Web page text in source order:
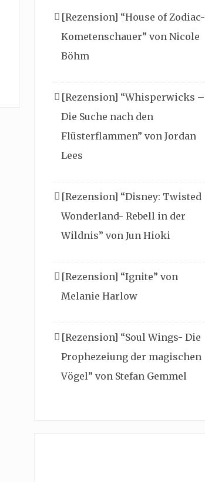
[Rezension] “House of Zodiac-
Kometenschauer” von Nicole
Böhm
[Rezension] “Whisperwicks –
Die Suche nach den
Flüsterflammen” von Jordan
Lees
[Rezension] “Disney: Twisted
Wonderland- Rebell in der
Wildnis” von Jun Hioki
[Rezension] “Ignite” von
Melanie Harlow
[Rezension] “Soul Wings- Die
Prophezeiung der magischen
Vögel” von Stefan Gemmel